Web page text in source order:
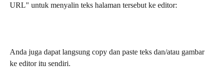
URL" untuk menyalin teks halaman tersebut ke editor:
Anda juga dapat langsung copy dan paste teks dan/atau gambar
ke editor itu sendiri.